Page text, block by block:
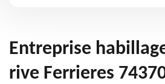
Entreprise
rive Ferrieres